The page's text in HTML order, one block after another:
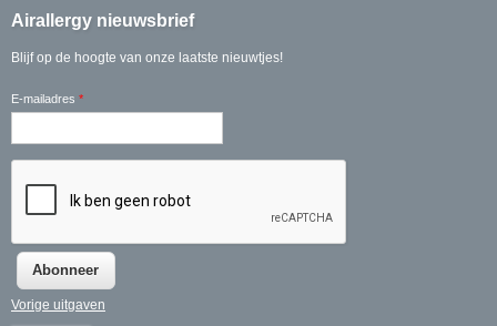
Airallergy nieuwsbrief
Blijf op de hoogte van onze laatste nieuwtjes!
E-mailadres *
Vorige uitgaven